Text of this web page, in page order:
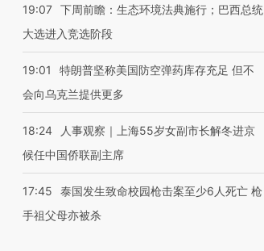
19:07 下周前瞻：生态环境法典施行；巴西总统
大选进入竞选阶段
19:01
特朗普坚称美国防空弹药库存充足 但不
会向乌克兰提供更多
18:24
人事观察｜上海55岁女副市长解冬进京
候任中国侨联副主席
17:45
泰国发生致命校园枪击案至少6人死亡 枪
手祖父母亦被杀